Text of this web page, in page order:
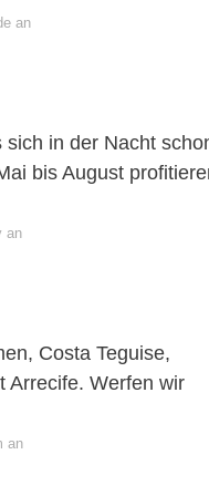
an
in der Nacht
bis August
an
Costa Teguise,
Arrecife. Werfen wir
an